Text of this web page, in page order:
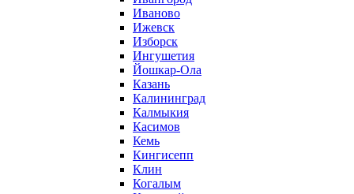
Иваново
Ижевск
Изборск
Ингушетия
Йошкар-Ола
Казань
Калининград
Калмыкия
Касимов
Кемь
Кингисепп
Клин
Когалым